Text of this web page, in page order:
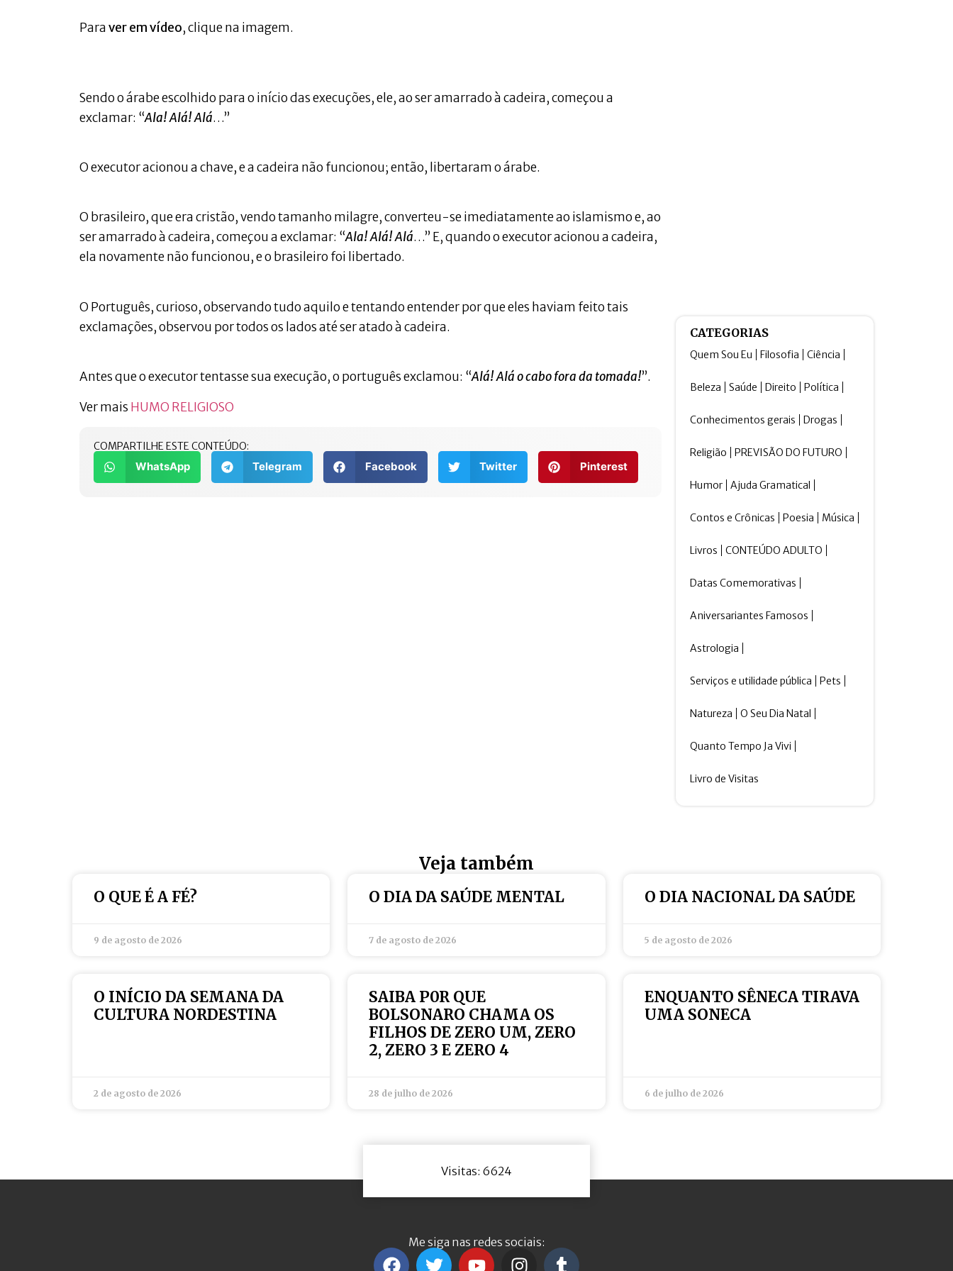
Paraver em vídeo, clique na imagem.
Sendo o árabe escolhido para o início das execuções, ele, ao ser amarrado à cadeira, começou a
exclamar: “Ala! Alá! Alá…”
O executor acionou a chave, e a cadeira não funcionou; então, libertaram o árabe.
O brasileiro, que era cristão, vendo tamanho milagre, converteu-se imediatamente ao islamismo e, ao
ser amarrado à cadeira, começou a exclamar: “Ala! Alá! Alá…” E, quando o executor acionou a cadeira,
ela novamente não funcionou, e o brasileiro foi libertado.
O Português, curioso, observando tudo aquilo e tentando entender por que eles haviam feito tais
exclamações, observou por todos os lados até ser atado à cadeira.
Antes que o executor tentasse sua execução, o português exclamou: “Alá! Alá o cabo fora da tomada!”.
Ver mais HUMO RELIGIOSO
COMPARTILHE ESTE CONTEÚDO:
WhatsApp Telegram Facebook Twitter Pinterest
CATEGORIAS
Quem Sou Eu Filosofia Ciência
Beleza Saúde Direito Política
Conhecimentos gerais Drogas
Religião PREVISÃO DO FUTURO
Humor Ajuda Gramatical
Contos e Crônicas Poesia Música
Livros CONTEÚDO ADULTO
Datas Comemorativas
Aniversariantes Famosos
Astrologia
Serviços e utilidade pública Pets
Natureza O Seu Dia Natal
Quanto Tempo Ja Vivi
Livro de Visitas
Veja também
O QUE É A FÉ?
9 de agosto de 2026
O DIA DA SAÚDE MENTAL
7 de agosto de 2026
O DIA NACIONAL DA SAÚDE
5 de agosto de 2026
O INÍCIO DA SEMANA DA
CULTURA NORDESTINA
2 de agosto de 2026
SAIBA P0R QUE
BOLSONARO CHAMA OS
FILHOS DE ZERO UM, ZERO
2, ZERO 3 E ZERO 4
28 de julho de 2026
ENQUANTO SÊNECA TIRAVA
UMA SONECA
6 de julho de 2026
Visitas: 6624
Me siga nas redes sociais: